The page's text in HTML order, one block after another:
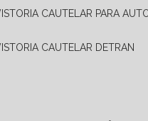
VISTORIA CAUTELAR PARA
VISTORIA CAUTELAR DETRAN